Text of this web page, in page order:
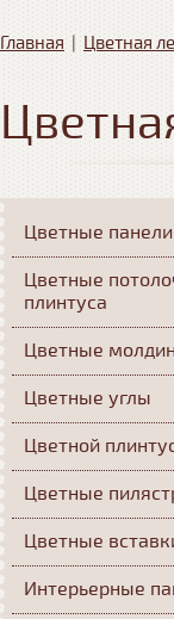
Главная | Цветная
Цветные панели
Цветные
плинтуса
Цветные
Цветные углы
Цветной
Цветные
Цветные
Интерьерные